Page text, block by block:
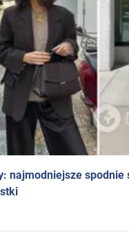
najmodniejsze spodnie